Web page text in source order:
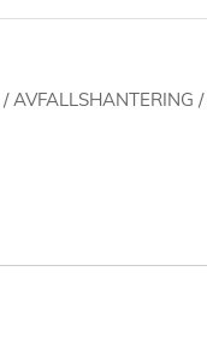
/AVFALLSHANTERING /